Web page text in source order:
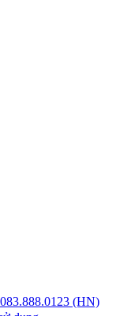
(HN)